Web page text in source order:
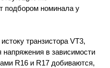
подбором номинала у
транзистора VT3,
напряжения в зависимости
R16 и R17 добиваются,